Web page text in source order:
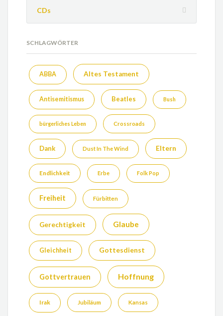
CDs
SCHLAGWÖRTER
ABBA Altes Testament
Antisemitismus Beatles Bush
bürgerliches Leben Crossroads
Dank Dust In The Wind Eltern
Endlichkeit Erbe Folk Pop
Freiheit Fürbitten
Gerechtigkeit Glaube
Gleichheit Gottesdienst
Gottvertrauen Hoffnung
Irak Jubiläum Kansas